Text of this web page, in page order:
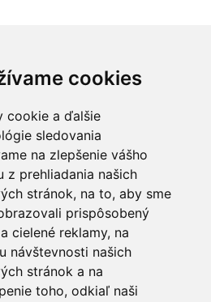
cookies
cookie a ďalšie
sledovania
na zlepšenie vášho
z prehliadania našich
stránok, na to, aby sme
prispôsobený
cielené reklamy, na
návštevnosti našich
stránok a na
toho, odkiaľ naši
Budapešti (pdf, 121.7 kB)
Hore
Vyhlásenie o prístupnosti
dizajn manuálom elektronických